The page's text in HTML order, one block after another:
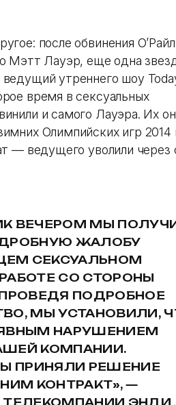
после обвинения
Мэтт Лауэр, еще одна
утреннего шоу
время в сексуальных
и самого Лауэра. Их он
Олимпийских игр 2014
— ведущего уволили через
ВЕЧЕРОМ МЫ
ЖАЛОБУ
СЕКСУАЛЬНОМ
СО СТОРОНЫ
ПОДРОБНОЕ
МЫ УСТАНОВИЛИ,
НАРУШЕНИЕМ
КОМПАНИИ.
ПРИНЯЛИ РЕШЕНИЕ
КОНТРАКТ», —
ТЕЛЕКОМПАНИИ ЭНДИ